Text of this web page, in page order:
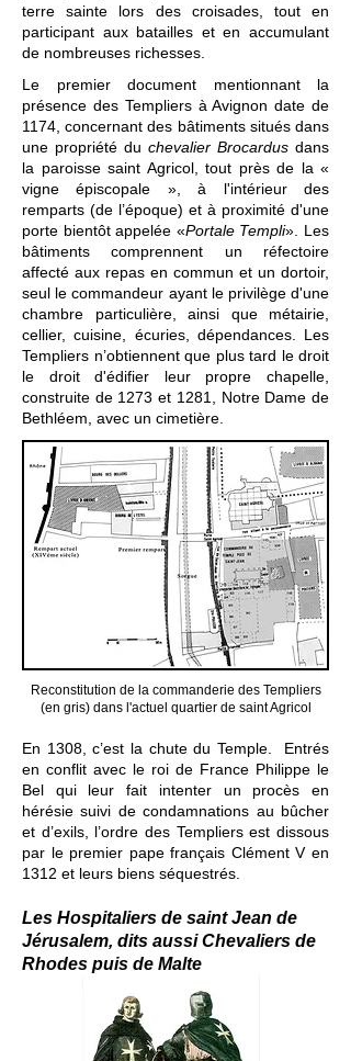
terre sainte lors des croisades, tout en
participant aux batailles et en accumulant
de nombreuses richesses.
Le premier document mentionnant la
présence des Templiers à Avignon date de
1174, concernant des bâtiments situés dans
une propriété du chevalier Brocardus dans
la paroisse saint Agricol, tout près de la «
vigne épiscopale », à l'intérieur des
remparts (de l’époque) et à proximité d'une
porte bientôt appelée «Portale Templi». Les
bâtiments comprennent un réfectoire
affecté aux repas en commun et un dortoir,
seul le commandeur ayant le privilège d'une
chambre particulière, ainsi que métairie,
cellier, cuisine, écuries, dépendances. Les
Templiers n’obtiennent que plus tard le droit
le droit d'édifier leur propre chapelle,
construite de 1273 et 1281, Notre Dame de
Bethléem, avec un cimetière.
Reconstitution de la commanderie des Templiers
(en gris) dans l'actuel quartier de saint Agricol
En 1308, c’est la chute du Temple. Entrés
en conflit avec le roi de France Philippe le
Bel qui leur fait intenter un procès en
hérésie suivi de condamnations au bûcher
et d’exils, l’ordre des Templiers est dissous
par le premier pape français Clément Ven
1312 et leurs biens séquestrés.
Les Hospitaliers de saint Jean de
Jérusalem, dits aussi Chevaliers de
Rhodes puis de Malte